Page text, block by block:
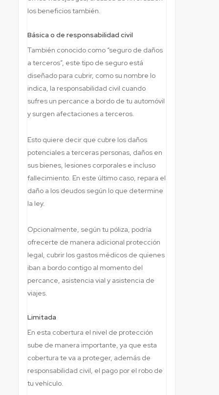
los beneficios también.
Básica o de responsabilidad civil
También conocido como “seguro de daños
a terceros”, este tipo de seguro está
diseñado para cubrir, como su nombre lo
indica, la responsabilidad civil cuando
sufres un percance a bordo de tu automóvil
y surgen afectaciones a terceros.
Esto quiere decir que cubre los daños
potenciales a terceras personas, daños en
sus bienes, lesiones corporales e incluso
fallecimiento. En este último caso, repara el
daño a los deudos según lo que determine
la ley.
Opcionalmente, según tu póliza, podría
ofrecerte de manera adicional protección
legal, cubrir los gastos médicos de quienes
iban a bordo contigo al momento del
percance, asistencia vial y asistencia de
viajes.
Limitada
En esta cobertura el nivel de protección
sube de manera importante, ya que esta
cobertura te va a proteger, además de
responsabilidad civil, el pago por el robo de
tu vehículo.